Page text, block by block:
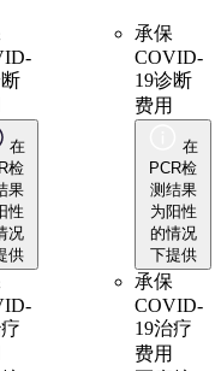
在
检
果
性
况
供
承保
COVID-
19诊断
费用
在
PCR检
测结果
为阳性
的情况
下提供
承保
COVID-
19治疗
费用